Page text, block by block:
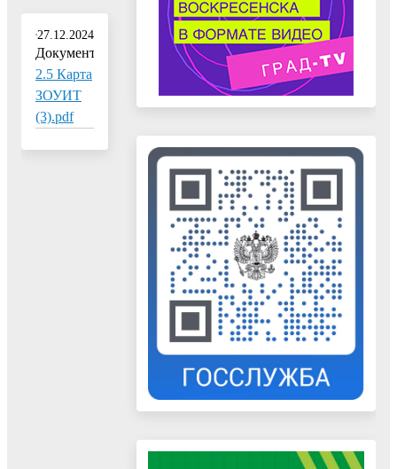
27.12.2024
Документ:
2.5 Карта
ЗОУИТ
(3).pdf